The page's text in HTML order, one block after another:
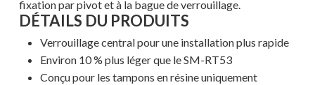
fixation par pivot et à la bague de verrouillage.
DÉTAILS DU PRODUITS
Verrouillage central pour une installation plus rapide
Environ 10 % plus léger que le SM-RT53
Conçu pour les tampons en résine uniquement